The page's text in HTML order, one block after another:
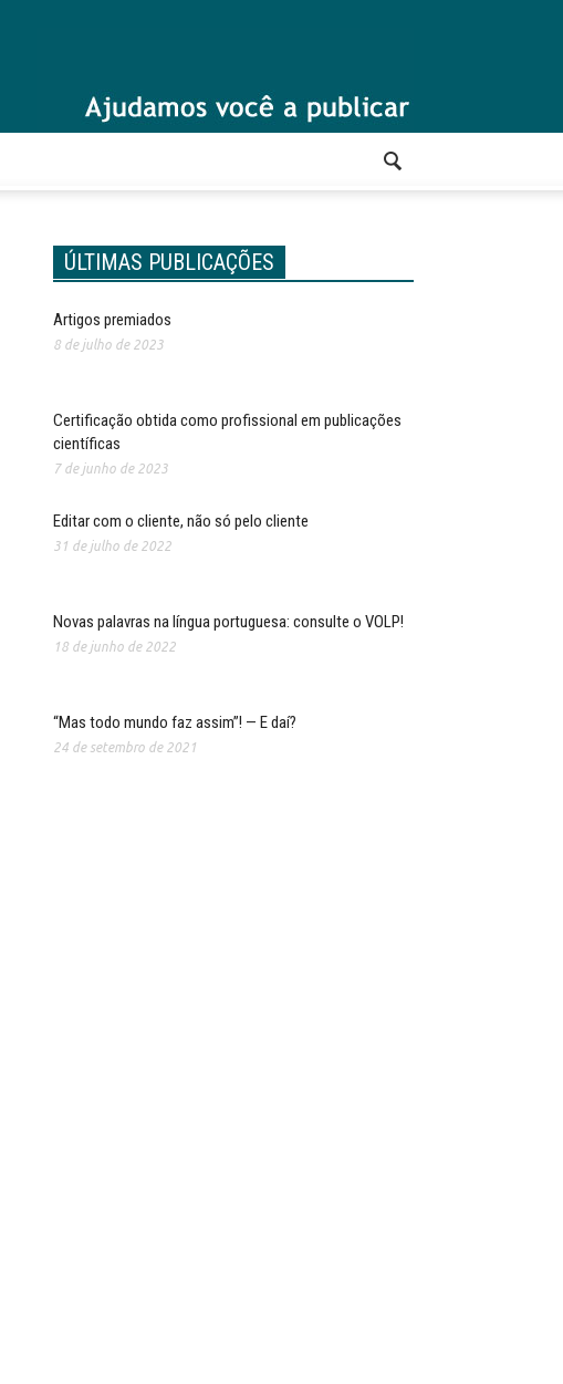
ÚLTIMAS PUBLICAÇÕES
Artigos premiados
8 de julho de 2023
Certificação obtida como profissional em publicações
científicas
7 de junho de 2023
Editar com o cliente, não só pelo cliente
31 de julho de 2022
Novas palavras na língua portuguesa: consulte o VOLP!
18 de junho de 2022
“Mas todo mundo faz assim”! — E daí?
24 de setembro de 2021